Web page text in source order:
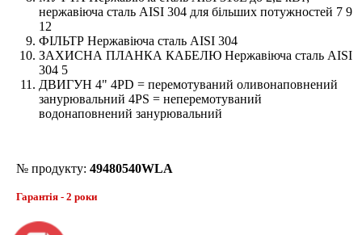
нержавіюча сталь AISI 304 для більших потужностей 7 9
12
ФІЛЬТР Нержавіюча сталь AISI 304
ЗАХИСНА ПЛАНКА КАБЕЛЮ Нержавіюча сталь AISI
304 5
ДВИГУН 4" 4PD = перемотуваний оливонаповнений
занурювальний 4PS = неперемотуваний
водонаповнений занурювальний
№ продукту: 49480540WLA
Гарантія - 2 роки